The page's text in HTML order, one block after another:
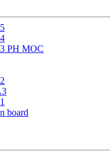
PH MOC
board